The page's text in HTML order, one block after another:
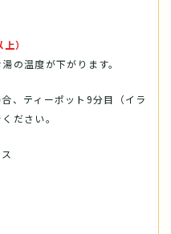
）
の温度が下がります。
、ティーポット9分目（イラ
ださい。